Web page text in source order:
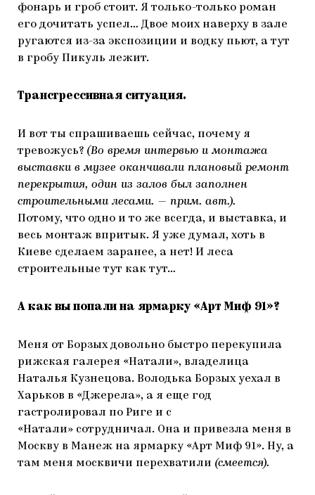
фонарь и гроб стоит. Я только-только роман
его дочитать успел… Двое моих наверху в зале
ругаются из-за экспозиции и водку пьют, а тут
в гробу Пикуль лежит.
Трансгрессивная ситуация.
И вот ты спрашиваешь сейчас, почему я
тревожусь? (Во время интервью и монтажа
выставки в музее оканчивали плановый ремонт
перекрытия, один из залов был заполнен
строительными лесами. — прим. авт.).
Потому, что одно и то же всегда, и выставка, и
весь монтаж впритык. Я уже думал, хоть в
Киеве сделаем заранее, а нет! И леса
строительные тут как тут…
А как вы попали на ярмарку «Арт Миф 91»?
Меня от Борзых довольно быстро перекупила
рижская галерея «Натали», владелица
Наталья Кузнецова. Володька Борзых уехал в
Харьков в «Джерела», а я еще год
гастролировал по Риге и с
«Натали» сотрудничал. Она и привезла меня в
Москву в Манеж на ярмарку «Арт Миф 91». Ну, а
там меня москвичи перехватили (смеется).